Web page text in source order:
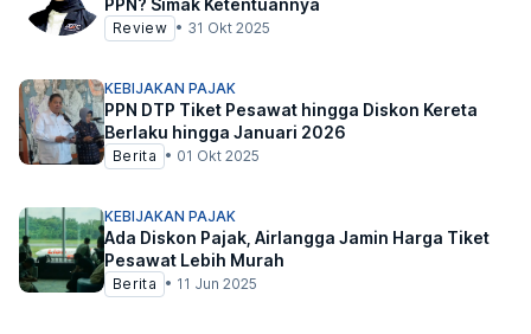
PPN? Simak Ketentuannya
Review • 31 Okt 2025
KEBIJAKAN PAJAK
PPN DTP Tiket Pesawat hingga Diskon Kereta
Berlaku hingga Januari 2026
Berita • 01 Okt 2025
KEBIJAKAN PAJAK
Ada Diskon Pajak, Airlangga Jamin Harga Tiket
Pesawat Lebih Murah
Berita • 11 Jun 2025